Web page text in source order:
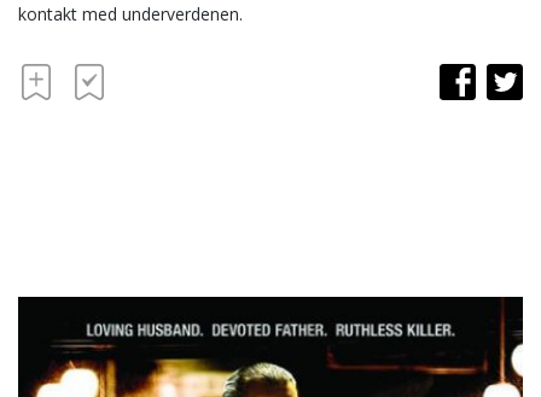
kontakt med underverdenen.